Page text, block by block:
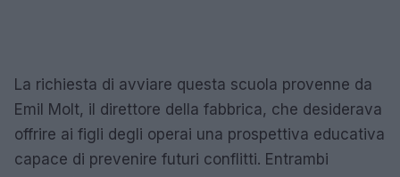
La richiesta di avviare questa scuola provenne da
Emil Molt, il direttore della fabbrica, che desiderava
offrire ai figli degli operai una prospettiva educativa
capace di prevenire futuri conflitti. Entrambi